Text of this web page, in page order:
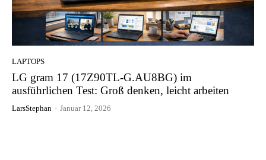
LAPTOPS
LG gram 17 (17Z90TL-G.AU8BG) im
ausführlichen Test: Groß denken, leicht arbeiten
LarsStephan - Januar 12, 2026